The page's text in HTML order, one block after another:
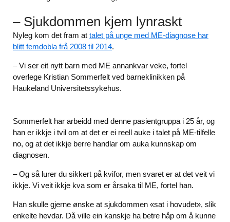
– Sjukdommen kjem lynraskt
Nyleg kom det fram at talet på unge med ME-diagnose har
blitt femdobla frå 2008 til 2014.
– Vi ser eit nytt barn med ME annankvar veke, fortel
overlege Kristian Sommerfelt ved barneklinikken på
Haukeland Universitetssykehus.
Sommerfelt har arbeidd med denne pasientgruppa i 25 år, og
han er ikkje i tvil om at det er ei reell auke i talet på ME-tilfelle
no, og at det ikkje berre handlar om auka kunnskap om
diagnosen.
– Og så lurer du sikkert på kvifor, men svaret er at det veit vi
ikkje. Vi veit ikkje kva som er årsaka til ME, fortel han.
Han skulle gjerne ønske at sjukdommen «sat i hovudet», slik
enkelte hevdar. Då ville ein kanskje ha betre håp om å kunne